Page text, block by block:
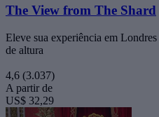
The View from The Shard
Eleve sua experiência em
de altura
4,6 (3.037)
A partir de
US$ 32,29